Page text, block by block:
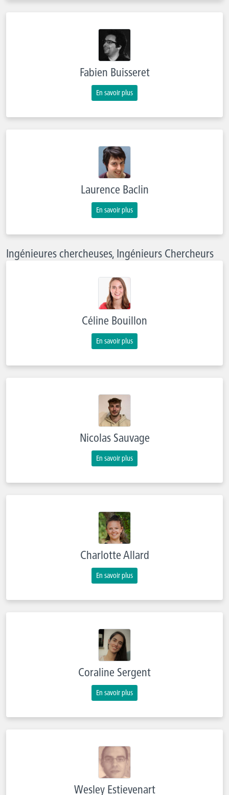
Fabien Buisseret
En savoir plus
Laurence Baclin
En savoir plus
Ingénieures chercheuses, Ingénieurs Chercheurs
Céline Bouillon
En savoir plus
Nicolas Sauvage
En savoir plus
Charlotte Allard
En savoir plus
Coraline Sergent
En savoir plus
Wesley Estievenart